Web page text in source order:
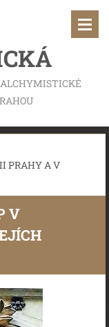
PRAHY A V
V